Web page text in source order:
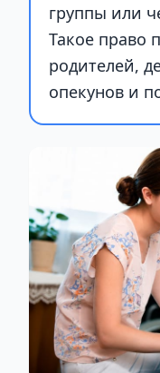
группы или
Такое право
родителей,
опекунов и